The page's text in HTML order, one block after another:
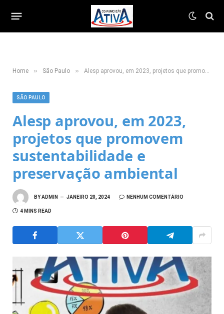
Home » São Paulo » Alesp aprovou, em 2023, projetos que promovem sustentabilidade e preservação ambiental
SÃO PAULO
Alesp aprovou, em 2023,
projetos que promovem
sustentabilidade e
preservação ambiental
BYADMIN JANEIRO 20, 2024 NENHUM COMENTÁRIO
4 MINS READ